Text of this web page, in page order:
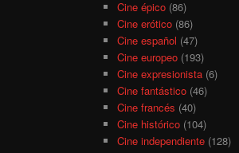
Cine épico(86)
Cine erótico(86)
Cine español (47)
Cine europeo(193)
Cine expresionista(6)
Cine fantástico(46)
Cine francés (40)
Cine histórico(104)
Cine independiente(128)